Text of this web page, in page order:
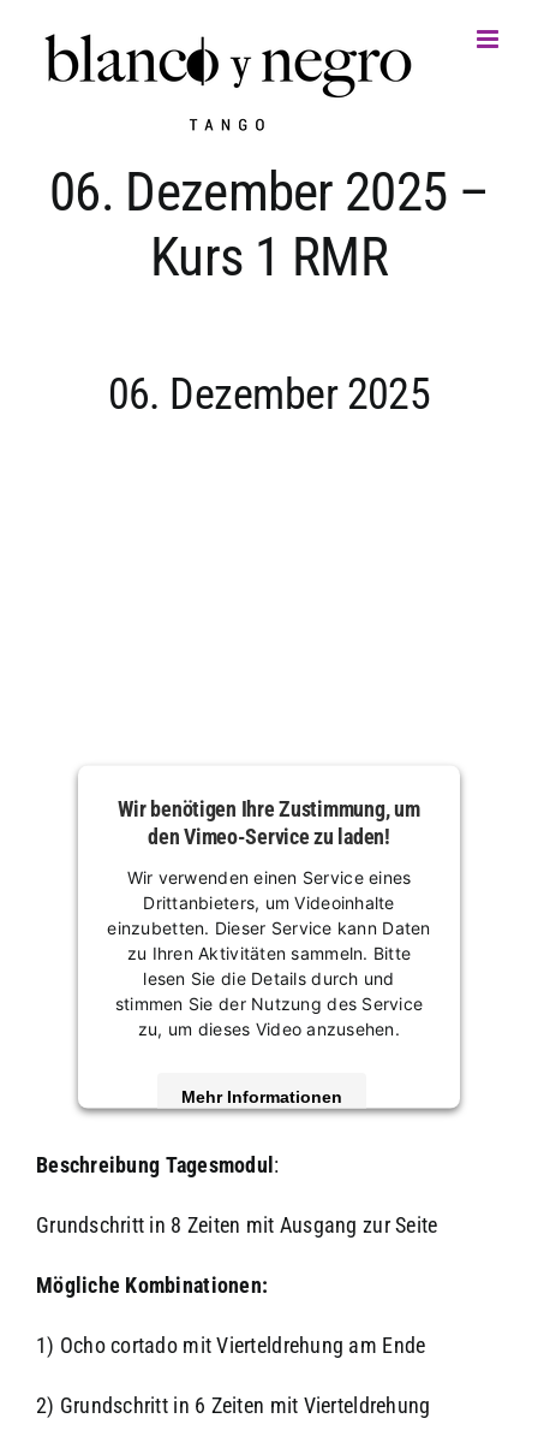
springen
06. Dezember 2025 –
Kurs 1 RMR
06. Dezember 2025
Wir benötigen Ihre Zustimmung, um
den Vimeo-Service zu laden!
Wir verwenden einen Service eines
Drittanbieters, um Videoinhalte
einzubetten. Dieser Service kann Daten
zu Ihren Aktivitäten sammeln. Bitte
lesen Sie die Details durch und
stimmen Sie der Nutzung des Service
zu, um dieses Video anzusehen.
Mehr Informationen
Akzeptieren
Management Platform&eRecht24
Beschreibung Tagesmodul :
Grundschritt in 8 Zeiten mit Ausgang zur Seite
Mögliche Kombinationen:
1) Ocho cortado mit Vierteldrehung am Ende
2) Grundschritt in 6 Zeiten mit Vierteldrehung